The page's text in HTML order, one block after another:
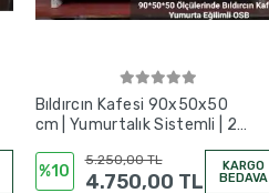
Bıldırcın Kafesi 90x50x50
cm | Yumurtalık Sistemli | 25
%10
5.250,00 TL
4.750,00 TL
KARGO
BEDAVA